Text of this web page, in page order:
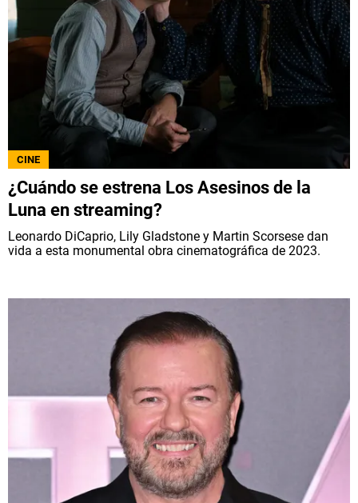
CINE
¿Cuándo se estrena Los Asesinos de la
Luna en streaming?
Leonardo DiCaprio, Lily Gladstone y Martin Scorsese dan
vida a esta monumental obra cinematográfica de 2023.